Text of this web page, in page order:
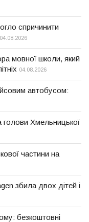
спричинити
04.08.2026
мовної школи, який
04.08.2026
автобусом:
голови Хмельницької
частини на
збила двох дітей і
безкоштовні